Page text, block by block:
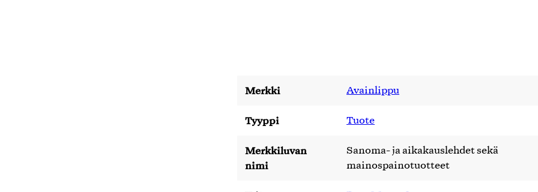
Merkki Avainlippu
Tyyppi Tuote
Merkkiluvan
nimi
Sanoma- ja aikakauslehdet sekä
mainospainotuotteet